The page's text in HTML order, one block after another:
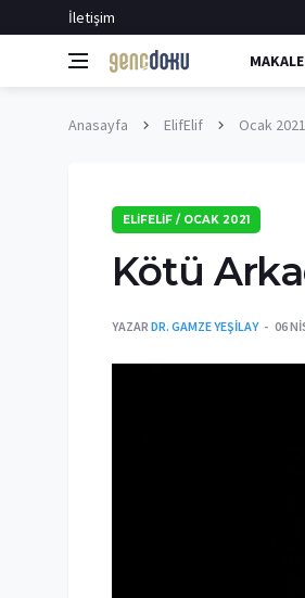
İletişim
Anasayfa ElifElif Ocak 2021
ELIFELIF / OCAK 2021
Kötü
YAZAR DR. GAMZE YEŞILAY 06